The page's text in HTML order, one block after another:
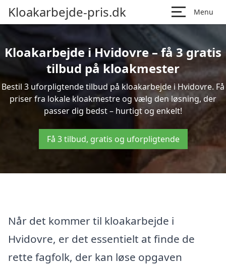
Kloakarbejde-pris.dk Menu
Kloakarbejde i Hvidovre – få 3 gratis
tilbud på kloakmester
Bestil 3 uforpligtende tilbud på kloakarbejde i Hvidovre. Få
priser fra lokale kloakmestre og vælg den løsning, der
passer dig bedst – hurtigt og enkelt!
Få 3 tilbud, gratis og uforpligtende
Når det kommer til kloakarbejde i
Hvidovre, er det essentielt at finde de
rette fagfolk, der kan løse opgaven